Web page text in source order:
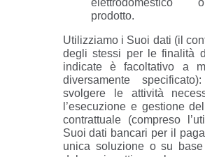
prodotto.
Utilizziamo i Suoi dati (il
degli stessi per le finalità
indicate è facoltativo a
diversamente
svolgere le attività
l’esecuzione e gestione
contrattuale (compreso
Suoi dati bancari per il
unica soluzione o su base